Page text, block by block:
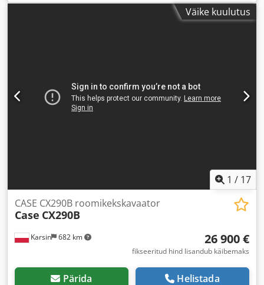
Väike kuulutus
1 / 17
Karsin 682 km
CASE CX290B roomikekskavaator
Case CX290B
26 900 €
fikseeritud hind lisandub käibemaks
Pärida Helistada